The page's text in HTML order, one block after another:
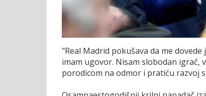
"Real Madrid pokušava da me
imam ugovor. Nisam slobodan igrač,
porodicom na odmor i pratiću razvoj